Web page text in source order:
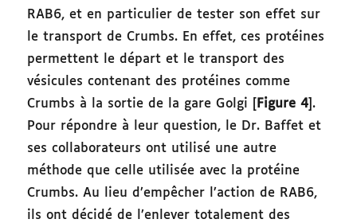
RAB6, et en particulier de tester son effet sur
le transport de Crumbs. En effet, ces protéines
permettent le départ et le transport des
vésicules contenant des protéines comme
Crumbs à la sortie de la gare Golgi [
Figure 4 ].
Pour répondre à leur question, le Dr. Baffet et
ses collaborateurs ont utilisé une autre
méthode que celle utilisée avec la protéine
Crumbs. Au lieu d’empêcher l’action de RAB6,
ils ont décidé de l’enlever totalement des